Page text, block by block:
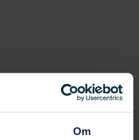
Om